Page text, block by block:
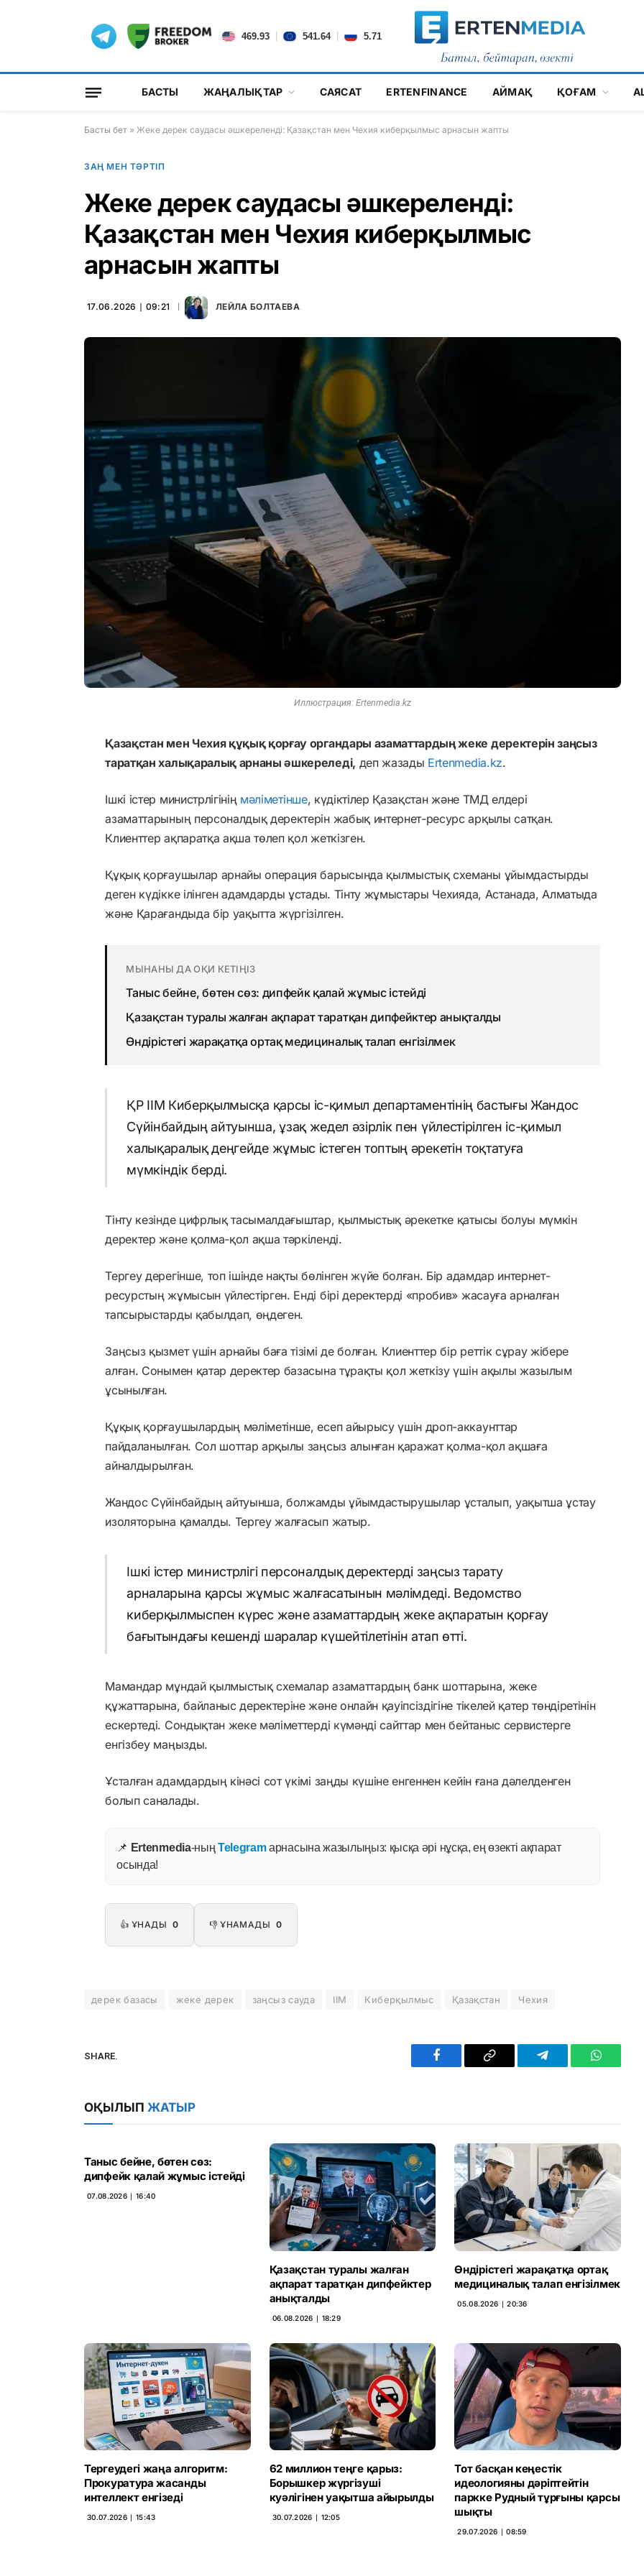
469.93 541.64 5.71
БАСТЫ ЖАҢАЛЫҚТАР САЯСАТ ERTENFINANCE АЙМАҚ ҚОҒАМ
Басты бет » Жеке дерек саудасы әшкереленді: Қазақстан мен Чехия киберқылмыс арнасын жапты
ЗАҢ МЕН ТӘРТІП
Жеке дерек саудасы әшкереленді:
Қазақстан мен Чехия киберқылмыс
арнасын жапты
17.06.2026 ∣ 09:21 ЛЕЙЛА БОЛТАЕВА
Иллюстрация: Ertenmedia.kz
Қазақстан мен Чехия құқық қорғау органдары азаматтардың жеке деректерін заңсыз
таратқан халықаралық арнаны әшкереледі, деп жазады Ertenmedia.kz.
Ішкі істер министрлігінің мәліметінше, күдіктілер Қазақстан және ТМД елдері
азаматтарының персоналдық деректерін жабық интернет-ресурс арқылы сатқан.
Клиенттер ақпаратқа ақша төлеп қол жеткізген.
Құқық қорғаушылар арнайы операция барысында қылмыстық схеманы ұйымдастырды
деген күдікке ілінген адамдарды ұстады. Тінту жұмыстары Чехияда, Астанада, Алматыда
және Қарағандыда бір уақытта жүргізілген.
МЫНАНЫ ДА ОҚИ КЕТІҢІЗ
Таныс бейне, бөтен сөз: дипфейк қалай жұмыс істейді
Қазақстан туралы жалған ақпарат таратқан дипфейктер анықталды
Өндірістегі жарақатқа ортақ медициналық талап енгізілмек
ҚР ІІМ Киберқылмысқа қарсы іс-қимыл департаментінің бастығы Жандос
Сүйінбайдың айтуынша, ұзақ жедел әзірлік пен үйлестірілген іс-қимыл
халықаралық деңгейде жұмыс істеген топтың әрекетін тоқтатуға
мүмкіндік берді.
Тінту кезінде цифрлық тасымалдағыштар, қылмыстық әрекетке қатысы болуы мүмкін
деректер және қолма-қол ақша тәркіленді.
Тергеу дерегінше, топ ішінде нақты бөлінген жүйе болған. Бір адамдар интернет-
ресурстың жұмысын үйлестірген. Енді бірі деректерді «пробив» жасауға арналған
тапсырыстарды қабылдап, өңдеген.
Заңсыз қызмет үшін арнайы баға тізімі де болған. Клиенттер бір реттік сұрау жібере
алған. Сонымен қатар деректер базасына тұрақты қол жеткізу үшін ақылы жазылым
ұсынылған.
Құқық қорғаушылардың мәліметінше, есеп айырысу үшін дроп-аккаунттар
пайдаланылған. Сол шоттар арқылы заңсыз алынған қаражат қолма-қол ақшаға
айналдырылған.
Жандос Сүйінбайдың айтуынша, болжамды ұйымдастырушылар ұсталып, уақытша ұстау
изоляторына қамалды. Тергеу жалғасып жатыр.
Ішкі істер министрлігі персоналдық деректерді заңсыз тарату
арналарына қарсы жұмыс жалғасатынын мәлімдеді. Ведомство
киберқылмыспен күрес және азаматтардың жеке ақпаратын қорғау
бағытындағы кешенді шаралар күшейтілетінін атап өтті.
Мамандар мұндай қылмыстық схемалар азаматтардың банк шоттарына, жеке
құжаттарына, байланыс деректеріне және онлайн қауіпсіздігіне тікелей қатер төндіретінін
ескертеді. Сондықтан жеке мәліметтерді күмәнді сайттар мен бейтаныс сервистерге
енгізбеу маңызды.
Ұсталған адамдардың кінәсі сот үкімі заңды күшіне енгеннен кейін ғана дәлелденген
болып саналады.
📌 Ertenmedia-ның Telegramарнасына жазылыңыз: қысқа әрі нұсқа, ең өзекті ақпарат
осында!
👍 ҰНАДЫ 0 👎 ҰНАМАДЫ 0
дерек базасы жеке дерек заңсыз сауда ІІМ Киберқылмыс Қазақстан Чехия
SHARE.
Facebook Copy
Telegram WhatsApp
ОҚЫЛЫП ЖАТЫР
Таныс бейне, бөтен сөз:
дипфейк қалай жұмыс істейді
07.08.2026 ∣ 16:40
Қазақстан туралы жалған
ақпарат таратқан дипфейктер
анықталды
06.08.2026 ∣ 18:29
Өндірістегі жарақатқа ортақ
медициналық талап енгізілмек
05.08.2026 ∣ 20:36
Тергеудегі жаңа алгоритм:
Прокуратура жасанды
интеллект енгізеді
30.07.2026 ∣ 15:43
62 миллион теңге қарыз:
Борышкер жүргізуші
куәлігінен уақытша айырылды
30.07.2026 ∣ 12:05
Тот басқан кеңестік
идеологияны дәріптейтін
паркке Рудный тұрғыны қарсы
шықты
29.07.2026 ∣ 08:59